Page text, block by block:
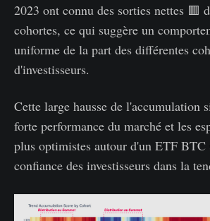
2023 ont connu des sorties nettes 🟥
cohortes, ce qui suggère un
uniforme de la part des différentes
d'investisseurs.
Cette large hausse de l'accumulation
forte performance du marché et les
plus optimistes autour d'un ETF
confiance des investisseurs dans la